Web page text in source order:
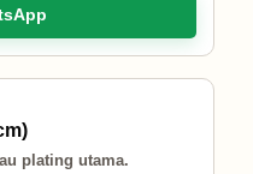
plating utama.